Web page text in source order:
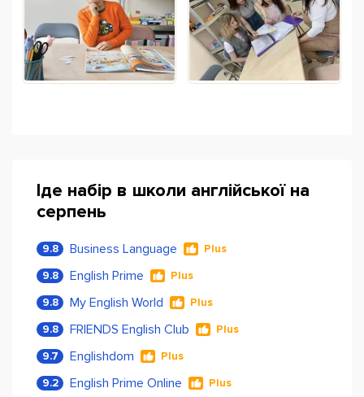
Іде набір в школи англійської на
серпень
9.8 Business Language Plus
9.8 English Prime Plus
9.8 My English World Plus
9.8 FRIENDS English Club Plus
9.7 Englishdom Plus
9.2 English Prime Online Plus